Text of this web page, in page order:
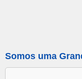
Somos uma